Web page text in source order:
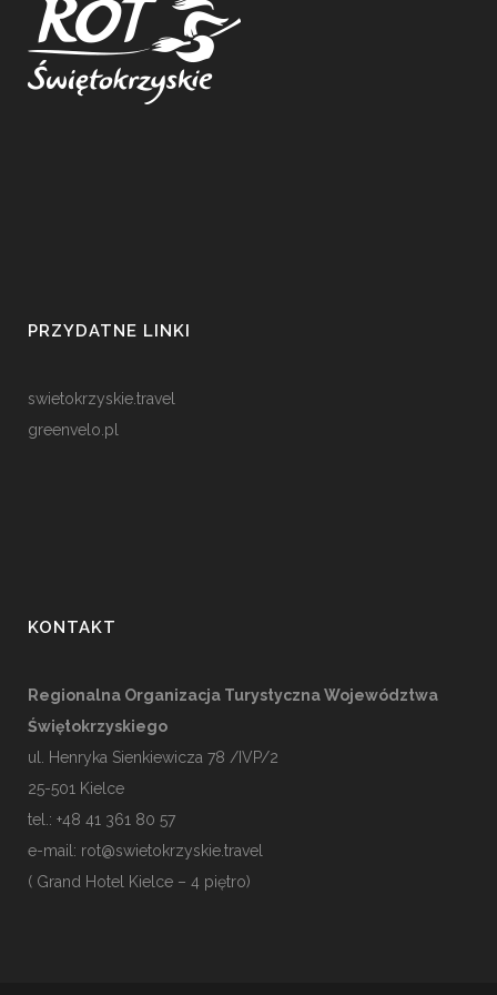
PRZYDATNE LINKI
swietokrzyskie.travel
greenvelo.pl
KONTAKT
Regionalna Organizacja Turystyczna Województwa
Świętokrzyskiego
ul. Henryka Sienkiewicza 78 /IVP/2
25-501 Kielce
tel.: +48 41 361 80 57
e-mail: rot@swietokrzyskie.travel
( Grand Hotel Kielce – 4 piętro)